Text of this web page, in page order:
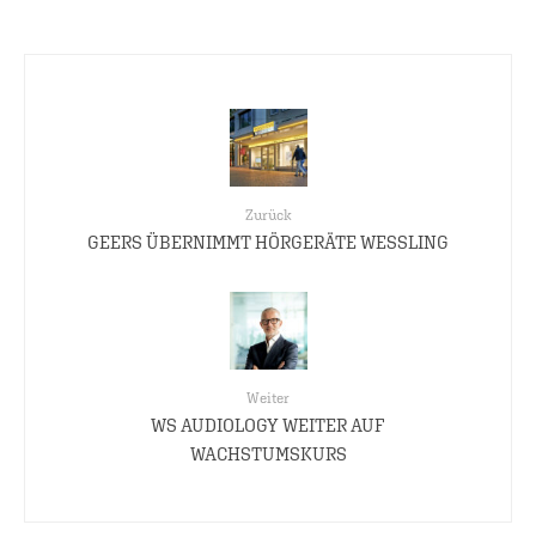
Zurück
GEERS ÜBERNIMMT HÖRGERÄTE WESSLING
Weiter
WS AUDIOLOGY WEITER AUF
WACHSTUMSKURS